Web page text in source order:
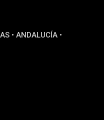
• ANDALUCÍA •